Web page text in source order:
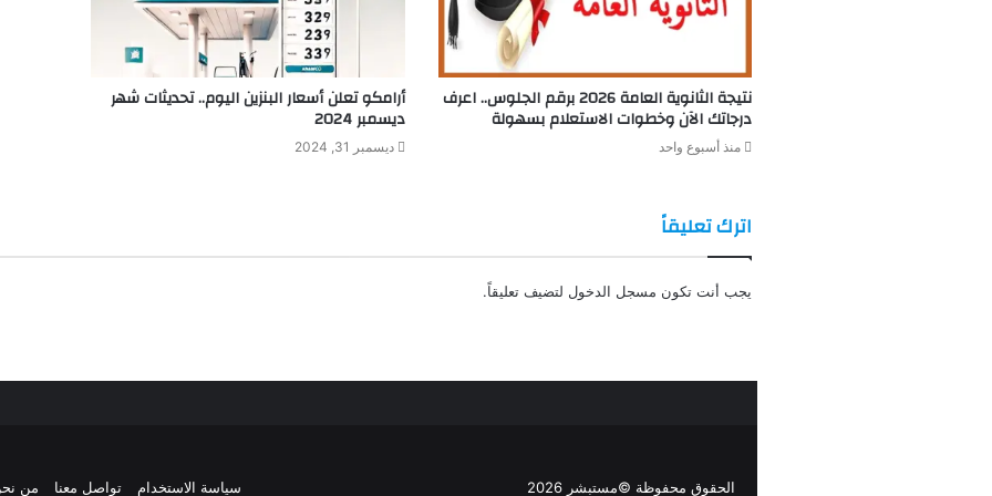
نتيجة الثانوية العامة 2026 برقم الجلوس.. اعرف
درجاتك الآن وخطوات الاستعلام بسهولة
منذ أسبوع واحد
أرامكو تعلن أسعار البنزين اليوم.. تحديثات شهر
ديسمبر 2024
ديسمبر 31, 2024
اترك تعليقاً
يجب أنت تكون مسجل الدخول لتضيف تعليقاً.
الحقوق محفوظة ©مستبشر 2026 سياسة الاستخدام تواصل معنا من